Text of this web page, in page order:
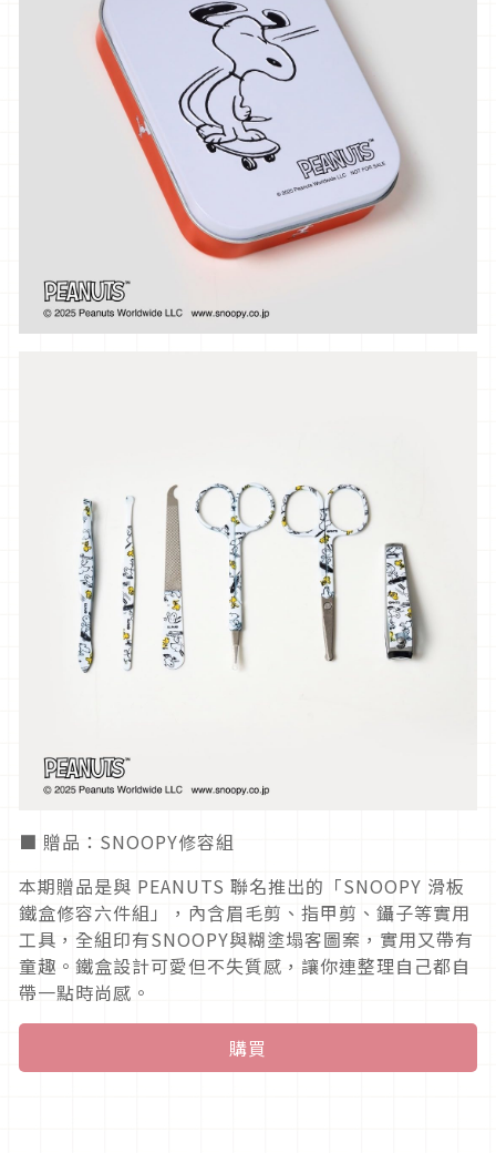
■ 贈品：SNOOPY修容組
本期贈品是與 PEANUTS 聯名推出的「SNOOPY 滑板
鐵盒修容六件組」，內含眉毛剪、指甲剪、鑷子等實用
工具，全組印有SNOOPY與糊塗塌客圖案，實用又帶有
童趣。鐵盒設計可愛但不失質感，讓你連整理自己都自
帶一點時尚感。
購買